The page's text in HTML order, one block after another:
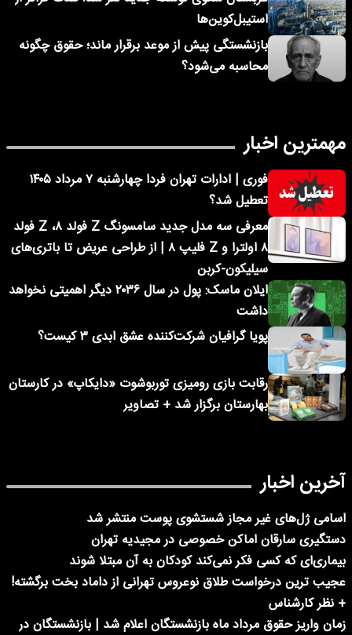
استیبل‌کوین‌ها
بازنشستگی پیش از موعد برقرار ماند؛ حقوق چگونه
محاسبه می‌شود؟
مهمترین اخبار
فوری | ادارات تهران فردا چهارشنبه ۷ مرداد ۱۴۰۵
تعطیل شد؟
معرفی سه مدل جدید سامسونگ Z فولد ۸، Z فولد
۸ اولترا و Z فلیپ ۸ | از طراحی عریض تا باتری‌های
سیلیکون-کربن
ایلان ماسک: پول در سال ۲۰۳۶ دیگر اهمیتی نخواهد
داشت
پویا گرافیان شرکت‌کننده عشق ابدی ۳ کیست؟
رقابت بازی رومیزی توربوشوت «دایکاپ» در کارستان
بهارستان برگزار شد + تصاویر
آخرین اخبار
اسامی ژل‌های غیر مجاز شستشوی پوست منتشر شد
دستگیری سارقان اماکن خصوصی در مجیدیه تهران
بیماری‌ای که کسی فکر نمی‌کند کودکان به آن مبتلا شوند
عجیب ترین درخواست طلاق نوعروس تهرانی از داماد بخت برگشته!
+ نظر کارشناس
زمان واریز حقوق مرداد ماه بازنشستگان اعلام شد | بازنشستگان در